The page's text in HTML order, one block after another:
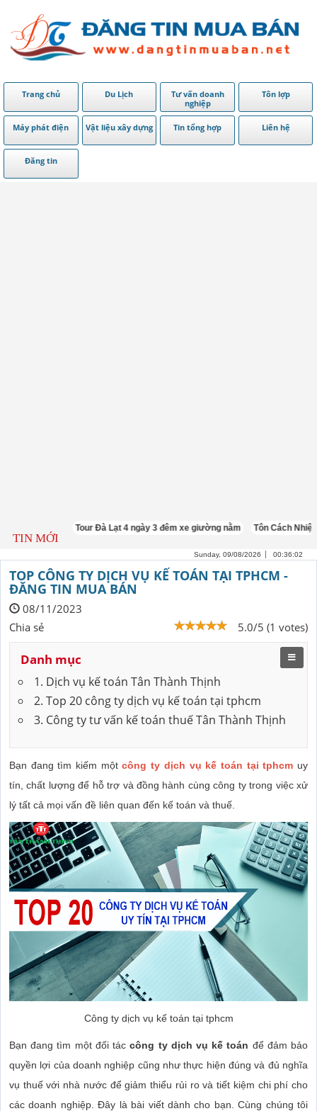
Trang chủ Du Lịch
Tư vấn doanh
nghiệp
Tôn lợp
Máy phát điện Vật liệu xây dựng Tin tổng hợp Liên hệ
Đăng tin
TIN MỚI
Tour Đà Lạt 4 ngày 3 đêm xe giường nằm Tôn Cách Nhiệt Đông Á
Sunday, 09/08/2026 00:36:04
TOP CÔNG TY DỊCH VỤ KẾ TOÁN TẠI TPHCM -
ĐĂNG TIN MUA BÁN
08/11/2023
5.0/5 (1 votes)
Chia sẻ
Danh mục
1. Dịch vụ kế toán Tân Thành Thịnh
2. Top 20 công ty dịch vụ kế toán tại tphcm
3. Công ty tư vấn kế toán thuế Tân Thành Thịnh
Bạn đang tìm kiếm mộtcông ty dịch vụ kế toán tại tphcm uy
tín, chất lượng để hỗ trợ và đồng hành cùng công ty trong việc xử
lý tất cả mọi vấn đề liên quan đến kế toán và thuế.
Công ty dịch vụ kế toán tại tphcm
Bạn đang tìm một đối táccông ty dịch vụ kế toán để đảm bảo
quyền lợi của doanh nghiệp cũng như thực hiện đúng và đủ nghĩa
vụ thuế với nhà nước để giảm thiểu rủi ro và tiết kiệm chi phí cho
các doanh nghiệp. Đây là bài viết dành cho bạn. Cùng chúng tôi